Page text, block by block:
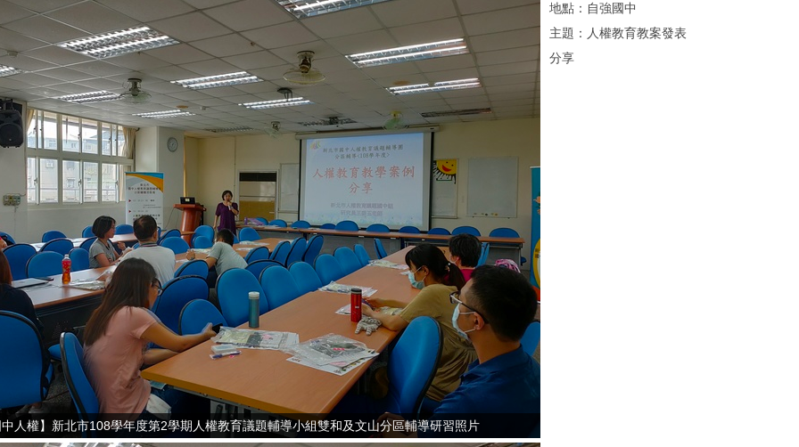
人權】新北市108學年度第2學期人權教育議題輔導小組雙和及文山分區輔導研習照片
地點：自強國中
主題：人權教育教案發表
分享